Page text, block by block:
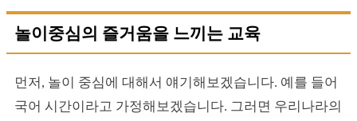
놀이중심의 즐거움을 느끼는 교육
먼저, 놀이 중심에 대해서 얘기해보겠습니다. 예를 들어
국어 시간이라고 가정해보겠습니다. 그러면 우리나라의